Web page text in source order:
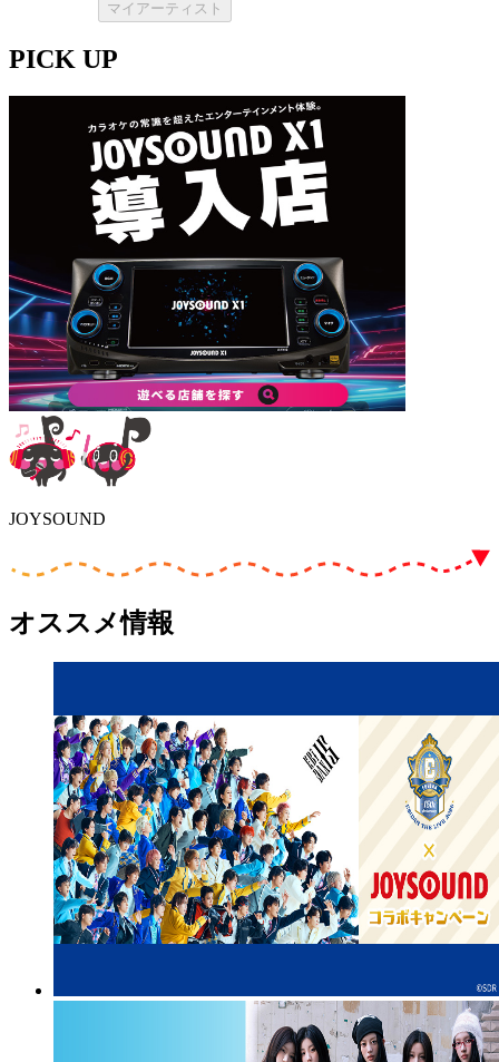
マイアーティスト
PICK UP
JOYSOUND
オススメ情報